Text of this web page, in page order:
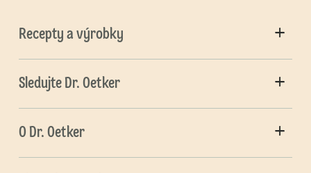
Recepty a výrobky
Sledujte Dr. Oetker
O Dr. Oetker